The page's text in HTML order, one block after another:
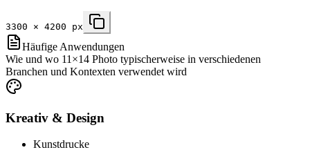
3300 × 4200 px
Häufige Anwendungen
Wie und wo 11×14 Photo typischerweise in verschiedenen
Branchen und Kontexten verwendet wird
Kreativ & Design
Kunstdrucke